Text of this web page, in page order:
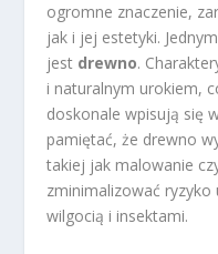
ogromne znaczenie,
jak i jej estetyki.
jest drewno.
i naturalnym urokiem,
doskonale wpisują się
pamiętać, że drewno
takiej jak malowanie
zminimalizować
wilgocią i insektami.